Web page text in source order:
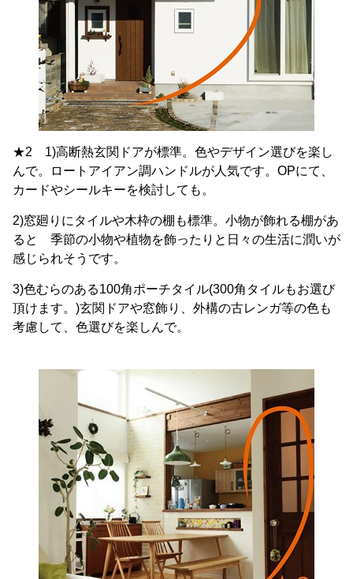
★2 1)高断熱玄関ドアが標準。色やデザイン選びを楽し
んで。ロートアイアン調ハンドルが人気です。OPにて、
カードやシールキーを検討しても。
2)窓廻りにタイルや木枠の棚も標準。小物が飾れる棚があ
ると 季節の小物や植物を飾ったりと日々の生活に潤いが
感じられそうです。
3)色むらのある100角ポーチタイル(300角タイルもお選び
頂けます。)玄関ドアや窓飾り、外構の古レンガ等の色も
考慮して、色選びを楽しんで。